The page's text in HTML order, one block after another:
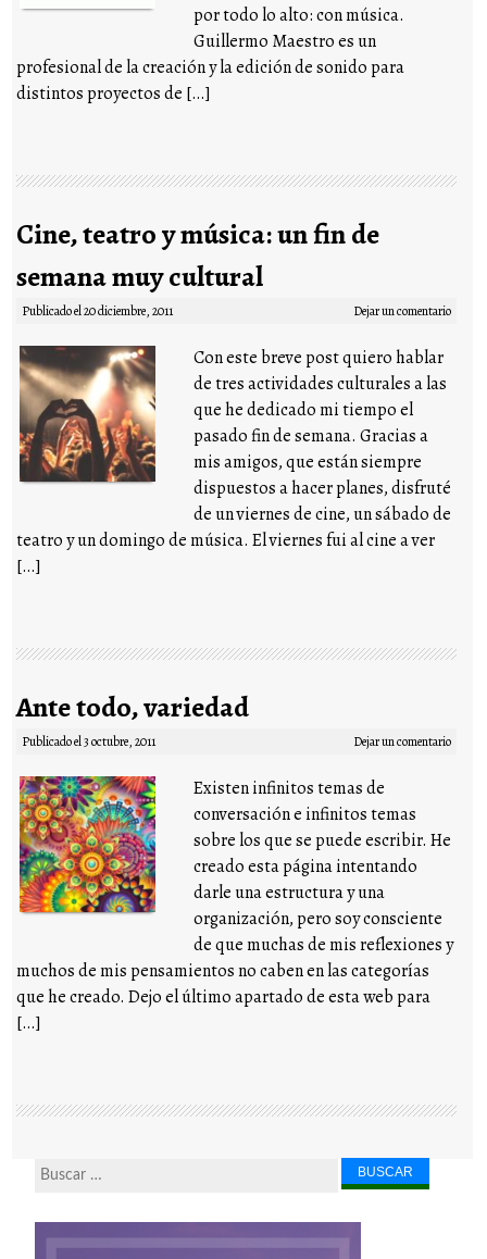
por todo lo alto: con música.
Guillermo Maestro es un
profesional de la creación y la edición de sonido para
distintos proyectos de […]
Cine, teatro y música: un fin de
semana muy cultural
Publicado el20 diciembre, 2011 Dejar un comentario
Con este breve post quiero hablar
de tres actividades culturales a las
que he dedicado mi tiempo el
pasado fin de semana. Gracias a
mis amigos, que están siempre
dispuestos a hacer planes, disfruté
de un viernes de cine, un sábado de
teatro y un domingo de música. El viernes fui al cine a ver
[…]
Ante todo, variedad
Publicado el3 octubre, 2011 Dejar un comentario
Existen infinitos temas de
conversación e infinitos temas
sobre los que se puede escribir. He
creado esta página intentando
darle una estructura y una
organización, pero soy consciente
de que muchas de mis reflexiones y
muchos de mis pensamientos no caben en las categorías
que he creado. Dejo el último apartado de esta web para
[…]
Buscar...